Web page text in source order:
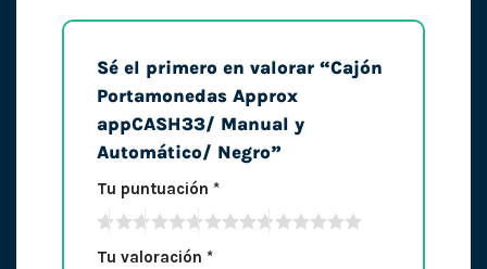
Sé el primero en valorar “Cajón
Portamonedas Approx
appCASH33/ Manual y
Automático/ Negro”
Tu puntuación *
Tu valoración *